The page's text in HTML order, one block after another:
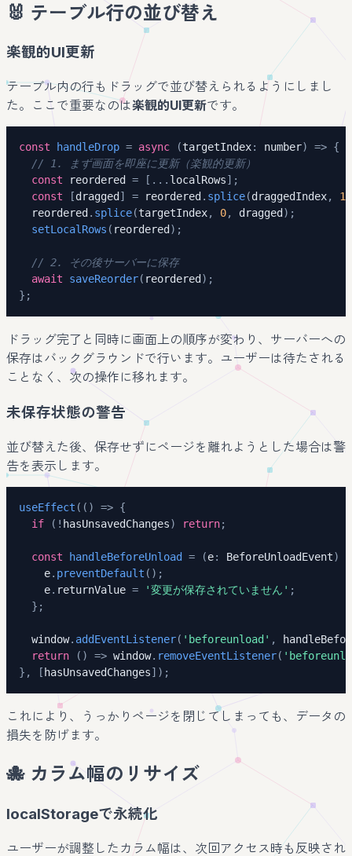
🐰 テーブル行の並び替え
楽観的UI更新
テーブル内の行もドラッグで並び替えられるようにしまし
た。ここで重要なのは楽観的UI更新です。
const handleDrop = async (targetIndex: number) => {
// 1. まず画面を即座に更新（楽観的更新）
const reordered = [ ... localRows] ;
const
[dragged ] = reordered . splice(draggedIndex, 1
  reordered
. splice(targetIndex, 0, dragged ) ;
setLocalRows ( reordered ) ;
// 2. その後サーバーに保存
await
saveReorder( reordered ) ;
} ;
ドラッグ完了と同時に画面上の順序が変わり、サーバーへの
保存はバックグラウンドで行います。ユーザーは待たされる
ことなく、次の操作に移れます。
未保存状態の警告
並び替えた後、保存せずにページを離れようとした場合は警
告を表示します。
useEffect ( ( ) => {
if
( ! hasUnsavedChanges) return;
const handleBeforeUnload = (e: BeforeUnloadEvent)
    e
. preventDefault ( ) ;
    e
. returnValue = '変更が保存されていません' ;
} ;
  window
. addEventListener( 'beforeunload' ,
return
( ) => window. removeEventListener(
} , [hasUnsavedChanges] ) ;
これにより、うっかりページを閉じてしまっても、データの
損失を防げます。
🐙 カラム幅のリサイズ
localStorageで永続化
ユーザーが調整したカラム幅は、次回アクセス時も反映され